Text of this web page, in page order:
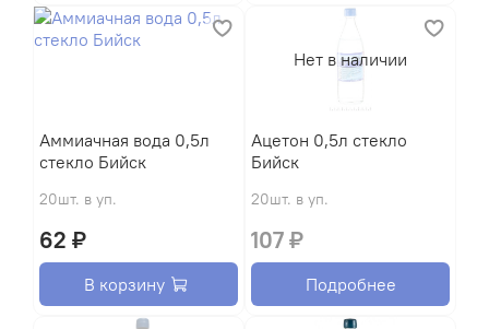
Аммиачная вода 0,5л
стекло Бийск
20шт. в уп.
62 ₽
В корзину
Нет в наличии
Ацетон 0,5л стекло
Бийск
20шт. в уп.
107 ₽
Подробнее